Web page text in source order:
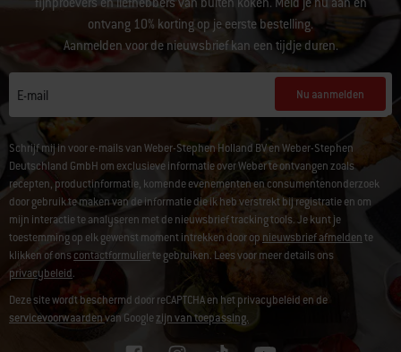
ontvang 10% korting op je eerste bestelling.
Aanmelden voor de nieuwsbrief kan een tijdje duren.
E-mail Nu aanmelden
Schrijf mij in voor e-mails van Weber-Stephen Holland BV en Weber-Stephen
Deutschland GmbH om exclusieve informatie over Weber te ontvangen zoals
recepten, productinformatie, komende evenementen en consumentenonderzoek
door gebruik te maken van de informatie die ik heb verstrekt bij registratie en om
mijn interactie te analyseren met de nieuwsbrief tracking tools. Je kunt je
toestemming op elk gewenst moment intrekken door op nieuwsbrief afmeldente
klikken of ons contactformulierte gebruiken. Lees voor meer details ons
privacybeleid.
Deze site wordt beschermd door reCAPTCHA en het privacybeleid en de
servicevoorwaardenvan Googlezijn van toepassing.